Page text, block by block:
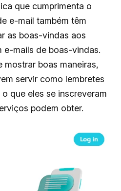
que cumprimenta o
e-mail também têm
as boas-vindas aos
e-mails de boas-vindas.
mostrar boas maneiras,
servir como lembretes
que eles se inscreveram
podem obter.